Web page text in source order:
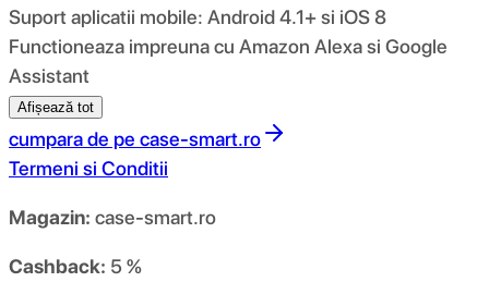
Suport aplicatii mobile: Android 4.1+ si iOS 8
Functioneaza impreuna cu Amazon Alexa si Google
Assistant
Afișează tot
cumpara de pe case-smart.ro
Termeni si Conditii
Magazin: case-smart.ro
Cashback: 5 %